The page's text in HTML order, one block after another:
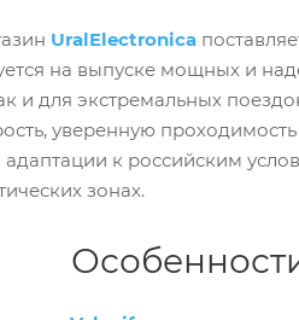
UralElectronica
на выпуске мощных и
и для экстремальных
уверенную
к российским
зонах.